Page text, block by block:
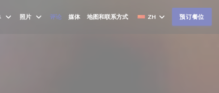
照片 评论 媒体 地图和联系方式 ZH 预订餐位